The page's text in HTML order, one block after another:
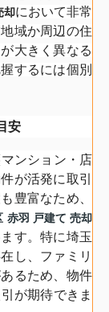
却において非常
域か周辺の住
大きく異なる
するには個別
安
ンション・店
が活発に取引
豊富なため、
赤羽 戸建て 売却
す。特に埼玉
し、 ファミリ
るため、 物件
が期待できま